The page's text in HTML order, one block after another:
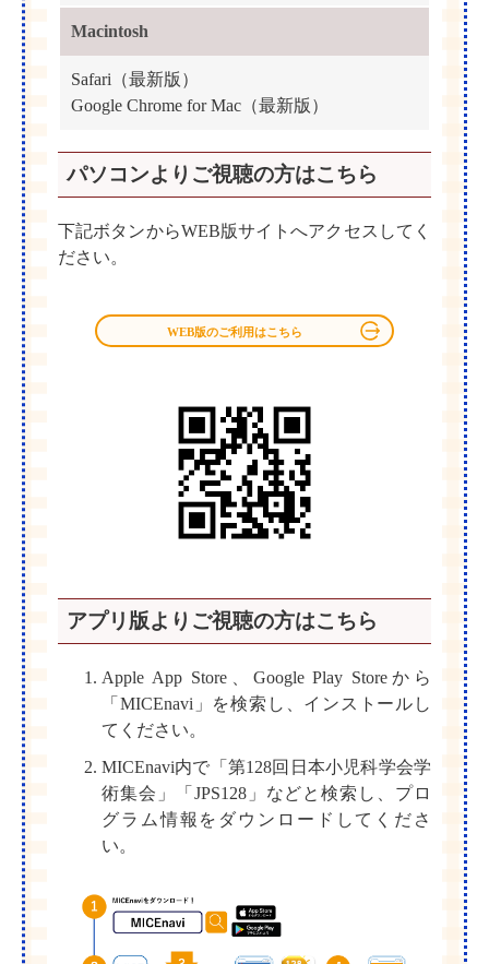
Macintosh
Safari（最新版）
Google Chrome for Mac（最新版）
パソコンよりご視聴の方はこちら
下記ボタンからWEB版サイトへアクセスしてく
ださい。
WEB版のご利用はこちら
アプリ版よりご視聴の方はこちら
Apple App Store、Google Play Storeから
「MICEnavi」を検索し、インストールし
てください。
MICEnavi内で「第128回日本小児科学会学
術集会」「JPS128」などと検索し、プロ
グラム情報をダウンロードしてくださ
い。